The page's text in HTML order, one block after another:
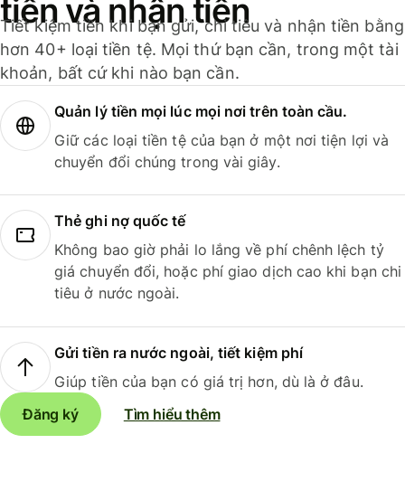
tiền và nhận tiền
Tiết kiệm tiền khi bạn gửi, chi tiêu và nhận tiền bằng
hơn 40+ loại tiền tệ. Mọi thứ bạn cần, trong một tài
khoản, bất cứ khi nào bạn cần.
Quản lý tiền mọi lúc mọi nơi trên toàn cầu.
Giữ các loại tiền tệ của bạn ở một nơi tiện lợi và
chuyển đổi chúng trong vài giây.
Thẻ ghi nợ quốc tế
Không bao giờ phải lo lắng về phí chênh lệch tỷ
giá chuyển đổi, hoặc phí giao dịch cao khi bạn chi
tiêu ở nước ngoài.
Gửi tiền ra nước ngoài, tiết kiệm phí
Giúp tiền của bạn có giá trị hơn, dù là ở đâu.
Đăng ký
Tìm hiểu thêm